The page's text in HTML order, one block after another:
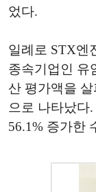
었다.
일례로 STX엔
종속기업인 유
산 평가액을
으로 나타났다
56.1% 증가한